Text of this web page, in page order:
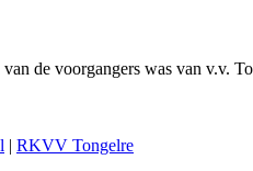
de voorgangers was van v.v.
| RKVV Tongelre